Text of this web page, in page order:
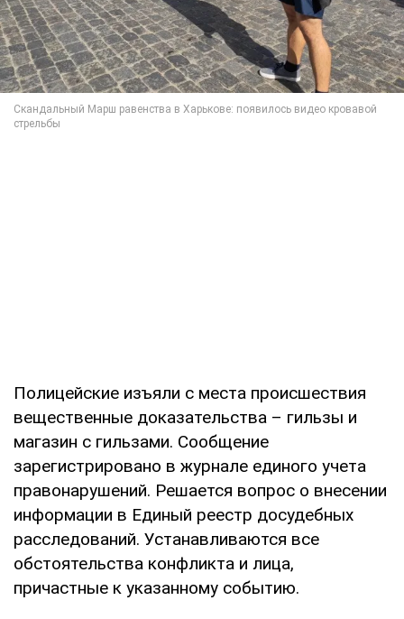
Полицейские изъяли с места происшествия
вещественные доказательства – гильзы и
магазин с гильзами. Сообщение
зарегистрировано в журнале единого учета
правонарушений. Решается вопрос о внесении
информации в Единый реестр досудебных
расследований. Устанавливаются все
обстоятельства конфликта и лица,
причастные к указанному событию.